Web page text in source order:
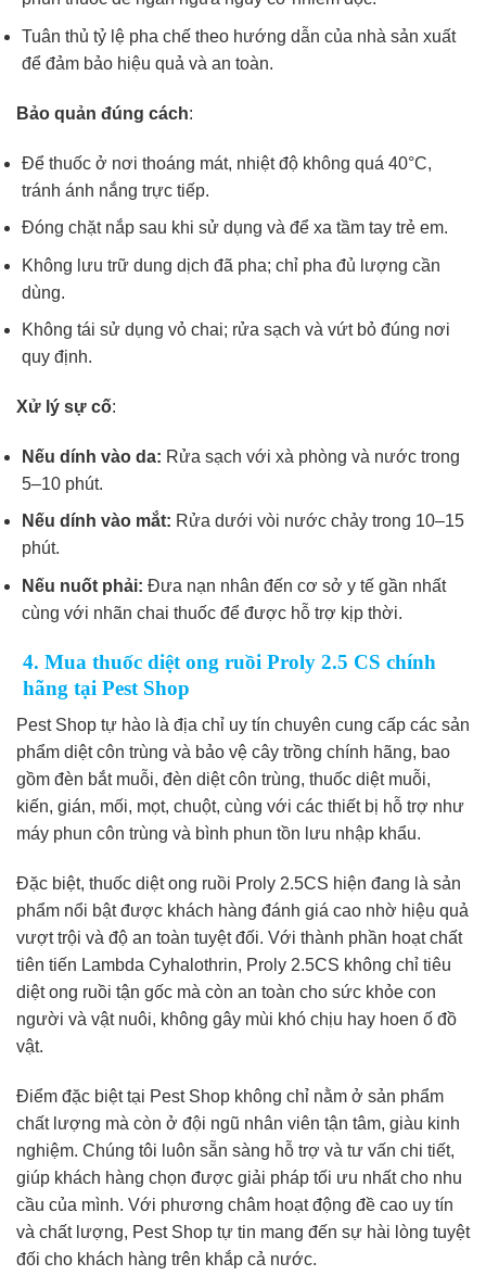
Tuân thủ tỷ lệ pha chế theo hướng dẫn của nhà sản xuất
để đảm bảo hiệu quả và an toàn.
Bảo quản đúng cách:
Để thuốc ở nơi thoáng mát, nhiệt độ không quá 40°C,
tránh ánh nắng trực tiếp.
Đóng chặt nắp sau khi sử dụng và để xa tầm tay trẻ em.
Không lưu trữ dung dịch đã pha; chỉ pha đủ lượng cần
dùng.
Không tái sử dụng vỏ chai; rửa sạch và vứt bỏ đúng nơi
quy định.
Xử lý sự cố:
Nếu dính vào da: Rửa sạch với xà phòng và nước trong
5–10 phút.
Nếu dính vào mắt: Rửa dưới vòi nước chảy trong 10–15
phút.
Nếu nuốt phải: Đưa nạn nhân đến cơ sở y tế gần nhất
cùng với nhãn chai thuốc để được hỗ trợ kịp thời.
4. Mua thuốc diệt ong ruồi Proly 2.5 CS chính
hãng tại Pest Shop
Pest Shop tự hào là địa chỉ uy tín chuyên cung cấp các sản
phẩm diệt côn trùng và bảo vệ cây trồng chính hãng, bao
gồm đèn bắt muỗi, đèn diệt côn trùng, thuốc diệt muỗi,
kiến, gián, mối, mọt, chuột, cùng với các thiết bị hỗ trợ như
máy phun côn trùng và bình phun tồn lưu nhập khẩu.
Đặc biệt, thuốc diệt ong ruồi Proly 2.5CS hiện đang là sản
phẩm nổi bật được khách hàng đánh giá cao nhờ hiệu quả
vượt trội và độ an toàn tuyệt đối. Với thành phần hoạt chất
tiên tiến Lambda Cyhalothrin, Proly 2.5CS không chỉ tiêu
diệt ong ruồi tận gốc mà còn an toàn cho sức khỏe con
người và vật nuôi, không gây mùi khó chịu hay hoen ố đồ
vật.
Điểm đặc biệt tại Pest Shop không chỉ nằm ở sản phẩm
chất lượng mà còn ở đội ngũ nhân viên tận tâm, giàu kinh
nghiệm. Chúng tôi luôn sẵn sàng hỗ trợ và tư vấn chi tiết,
giúp khách hàng chọn được giải pháp tối ưu nhất cho nhu
cầu của mình. Với phương châm hoạt động đề cao uy tín
và chất lượng, Pest Shop tự tin mang đến sự hài lòng tuyệt
đối cho khách hàng trên khắp cả nước.